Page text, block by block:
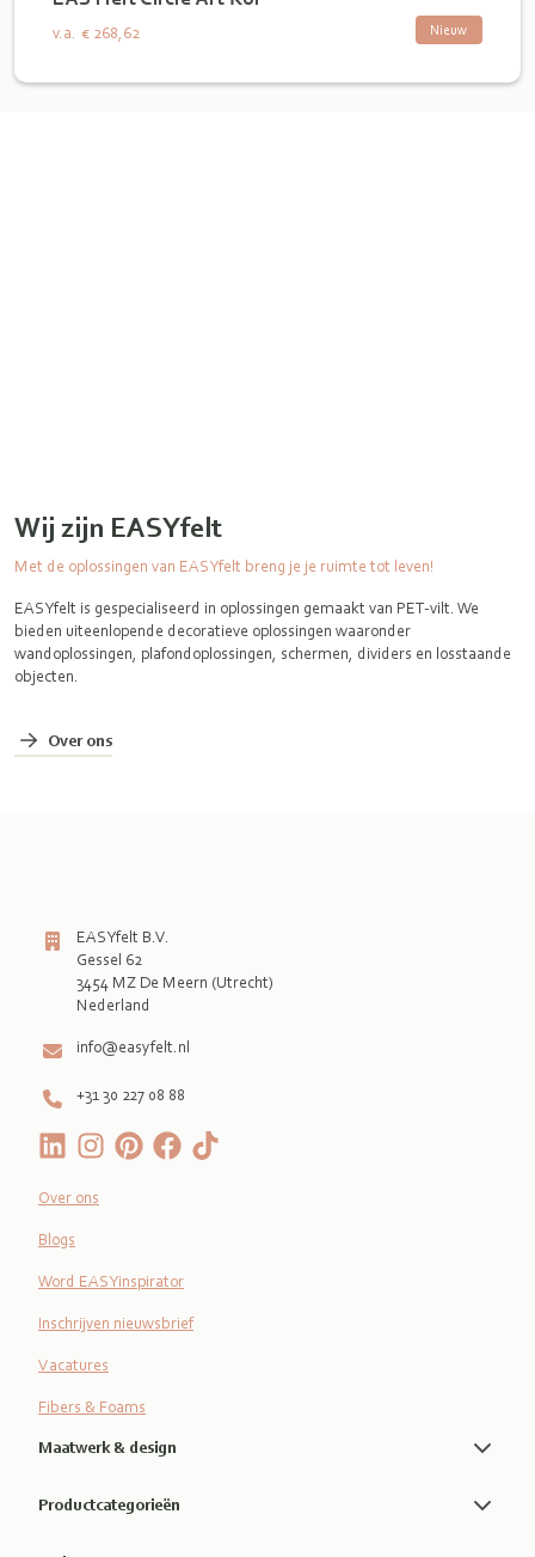
Nieuw
v.a. € 268,62
Wij zijn EASYfelt
Met de oplossingen van EASYfelt breng je je ruimte tot leven!
EASYfelt is gespecialiseerd in oplossingen gemaakt van PET-vilt. We
bieden uiteenlopende decoratieve oplossingen waaronder
wandoplossingen, plafondoplossingen, schermen, dividers en losstaande
objecten.
Over ons
EASYfelt B.V.
Gessel 62
3454 MZ De Meern (Utrecht)
Nederland
info@easyfelt.nl
+31 30 227 08 88
Over ons
Blogs
Word EASYinspirator
Inschrijven nieuwsbrief
Vacatures
Fibers & Foams
Maatwerk & design
Productcategorieën